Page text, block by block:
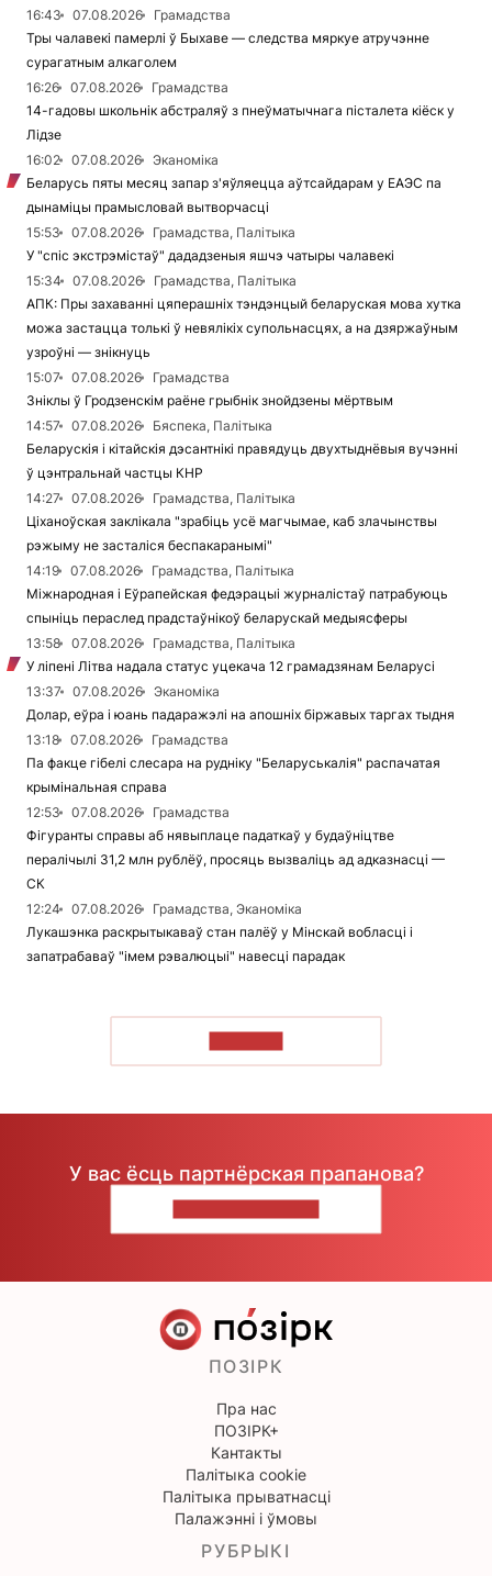
16:43
07.08.2026
Грамадства
Тры чалавекі памерлі ў Быхаве — следства мяркуе атручэнне
сурагатным алкаголем
16:26
07.08.2026
Грамадства
14-гадовы школьнік абстраляў з пнеўматычнага пісталета кіёск у
Лідзе
16:02
07.08.2026
Эканоміка
Беларусь пяты месяц запар з'яўляецца аўтсайдарам у ЕАЭС па
дынаміцы прамысловай вытворчасці
15:53
07.08.2026
Грамадства, Палітыка
У "спіс экстрэмістаў" дададзеныя яшчэ чатыры чалавекі
15:34
07.08.2026
Грамадства, Палітыка
АПК: Пры захаванні цяперашніх тэндэнцый беларуская мова хутка
можа застацца толькі ў невялікіх супольнасцях, а на дзяржаўным
узроўні — знікнуць
15:07
07.08.2026
Грамадства
Зніклы ў Гродзенскім раёне грыбнік знойдзены мёртвым
14:57
07.08.2026
Бяспека, Палітыка
Беларускія і кітайскія дэсантнікі правядуць двухтыднёвыя вучэнні
ў цэнтральнай частцы КНР
14:27
07.08.2026
Грамадства, Палітыка
Ціханоўская заклікала "зрабіць усё магчымае, каб злачынствы
рэжыму не засталіся беспакаранымі"
14:19
07.08.2026
Грамадства, Палітыка
Міжнародная і Еўрапейская федэрацыі журналістаў патрабуюць
спыніць пераслед прадстаўнікоў беларускай медыясферы
13:58
07.08.2026
Грамадства, Палітыка
У ліпені Літва надала статус уцекача 12 грамадзянам Беларусі
13:37
07.08.2026
Эканоміка
Долар, еўра і юань падаражэлі на апошніх біржавых таргах тыдня
13:18
07.08.2026
Грамадства
Па факце гібелі слесара на рудніку "Беларуськалія" распачатая
крымінальная справа
12:53
07.08.2026
Грамадства
Фігуранты справы аб нявыплаце падаткаў у будаўніцтве
пералічылі 31,2 млн рублёў, просяць вызваліць ад адказнасці —
СК
12:24
07.08.2026
Грамадства, Эканоміка
Лукашэнка раскрытыкаваў стан палёў у Мінскай вобласці і
запатрабаваў "імем рэвалюцыі" навесці парадак
У вас ёсць партнёрская прапанова?
ПОЗІРК
Пра нас
ПОЗІРК+
Кантакты
Палітыка cookie
Палітыка прыватнасці
Палажэнні і ўмовы
РУБРЫКІ